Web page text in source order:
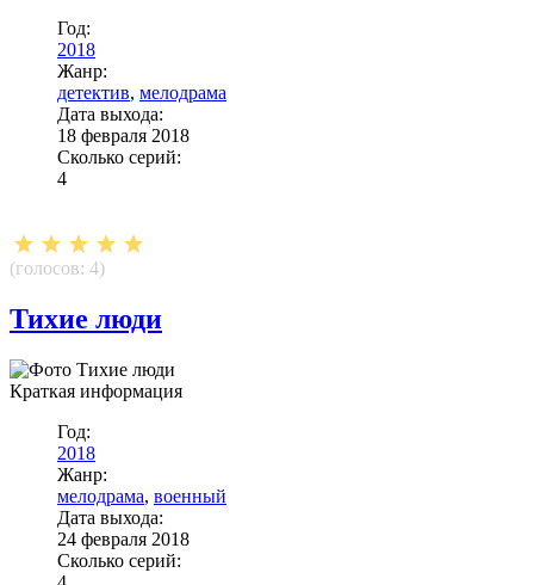
Год:
2018
Жанр:
детектив, мелодрама
Дата выхода:
18 февраля 2018
Сколько серий:
4
(голосов: 4)
Тихие люди
Краткая информация
Год:
2018
Жанр:
мелодрама, военный
Дата выхода:
24 февраля 2018
Сколько серий: